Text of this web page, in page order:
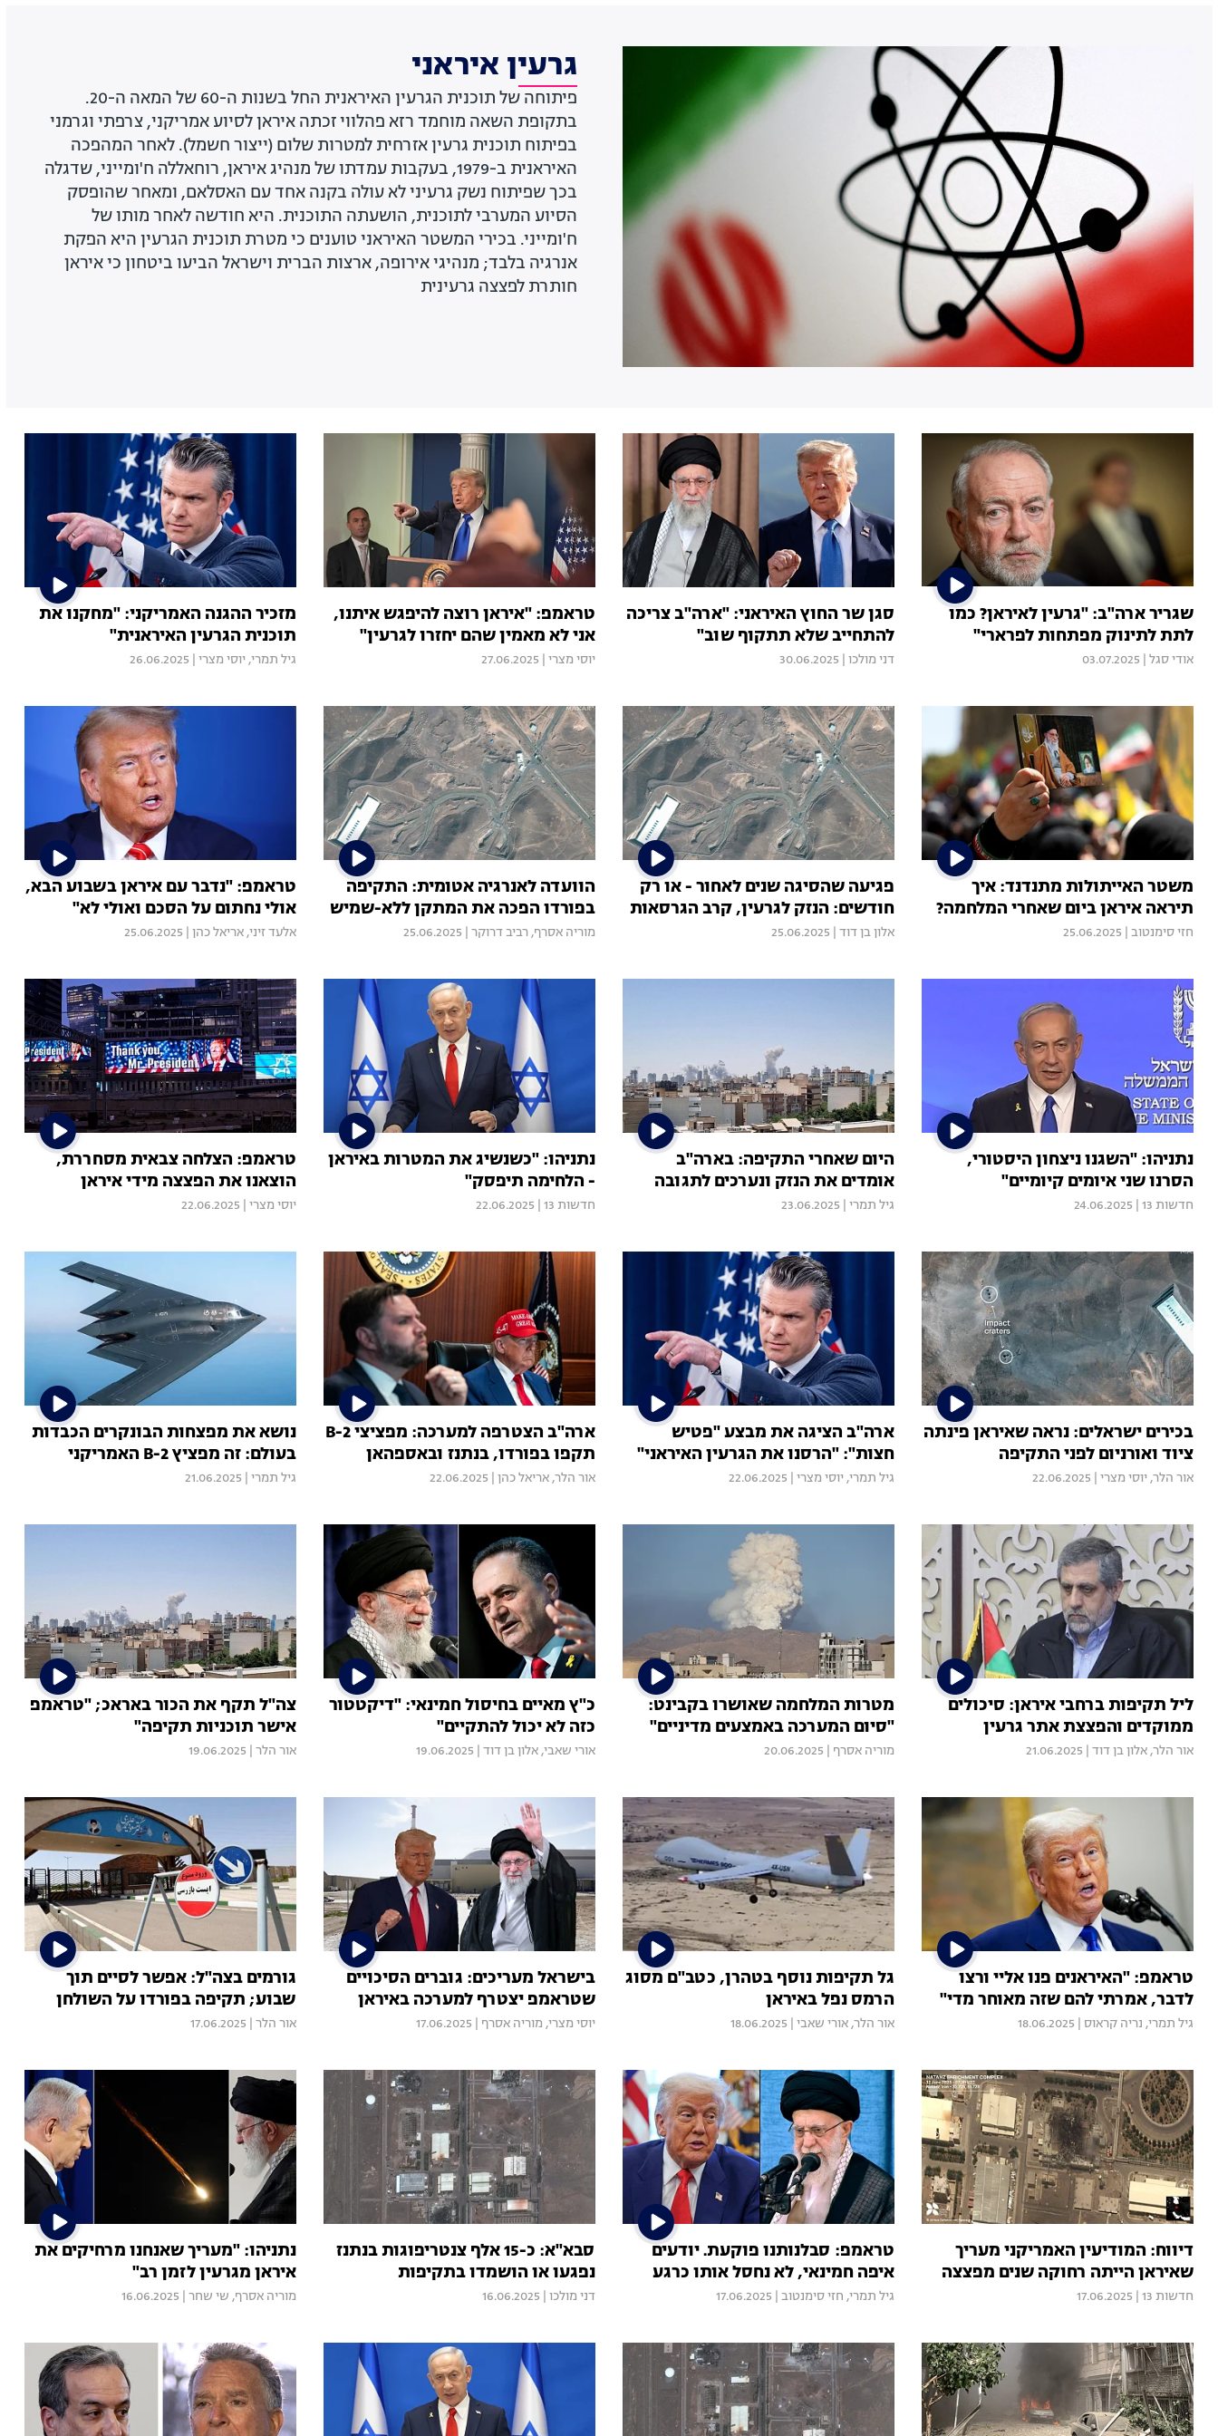
גרעין איראני
פיתוחה של תוכנית הגרעין האיראנית החל בשנות ה-60 של המאה ה-20.
בתקופת השאה מוחמד רזא פהלווי זכתה איראן לסיוע אמריקני, צרפתי וגרמני
בפיתוח תוכנית גרעין אזרחית למטרות שלום (ייצור חשמל). לאחר המהפכה
האיראנית ב-1979, בעקבות עמדתו של מנהיג איראן, רוחאללה ח'ומייני, שדגלה
בכך שפיתוח נשק גרעיני לא עולה בקנה אחד עם האסלאם, ומאחר שהופסק
הסיוע המערבי לתוכנית, הושעתה התוכנית. היא חודשה לאחר מותו של
ח'ומייני. בכירי המשטר האיראני טוענים כי מטרת תוכנית הגרעין היא הפקת
אנרגיה בלבד; מנהיגי אירופה, ארצות הברית וישראל הביעו ביטחון כי איראן
חותרת לפצצה גרעינית
שגריר ארה"ב: "גרעין לאיראן? כמו
לתת לתינוק מפתחות לפרארי"
אודי סגל 03.07.2025
סגן שר החוץ האיראני: "ארה"ב צריכה
להתחייב שלא תתקוף שוב"
דני מולכו 30.06.2025
טראמפ: "איראן רוצה להיפגש איתנו,
אני לא מאמין שהם יחזרו לגרעין"
יוסי מצרי 27.06.2025
מזכיר ההגנה האמריקני: "מחקנו את
תוכנית הגרעין האיראנית"
גיל תמרי, יוסי מצרי 26.06.2025
משטר האייתולות מתנדנד: איך
תיראה איראן ביום שאחרי המלחמה?
חזי סימנטוב 25.06.2025
פגיעה שהסיגה שנים לאחור - או רק
חודשים: הנזק לגרעין, קרב הגרסאות
אלון בן דוד 25.06.2025
הוועדה לאנרגיה אטומית: התקיפה
בפורדו הפכה את המתקן ללא-שמיש
מוריה אסרף, רביב דרוקר 25.06.2025
טראמפ: "נדבר עם איראן בשבוע הבא,
אולי נחתום על הסכם ואולי לא"
אלעד זיני, אריאל כהן 25.06.2025
נתניהו: "השגנו ניצחון היסטורי,
הסרנו שני איומים קיומיים"
חדשות 13 24.06.2025
היום שאחרי התקיפה: בארה"ב
אומדים את הנזק ונערכים לתגובה
גיל תמרי 23.06.2025
נתניהו: "כשנשיג את המטרות באיראן
- הלחימה תיפסק"
חדשות 13 22.06.2025
טראמפ: הצלחה צבאית מסחררת,
הוצאנו את הפצצה מידי איראן
יוסי מצרי 22.06.2025
בכירים ישראלים: נראה שאיראן פינתה
ציוד ואורניום לפני התקיפה
אור הלר, יוסי מצרי 22.06.2025
ארה"ב הציגה את מבצע "פטיש
חצות": "הרסנו את הגרעין האיראני"
גיל תמרי, יוסי מצרי 22.06.2025
ארה"ב הצטרפה למערכה: מפציצי B-2
תקפו בפורדו, בנתנז ובאספהאן
אור הלר, אריאל כהן 22.06.2025
נושא את מפצחות הבונקרים הכבדות
בעולם: זה מפציץ B-2 האמריקני
גיל תמרי 21.06.2025
ליל תקיפות ברחבי איראן: סיכולים
ממוקדים והפצצת אתר גרעין
אור הלר, אלון בן דוד 21.06.2025
מטרות המלחמה שאושרו בקבינט:
"סיום המערכה באמצעים מדיניים"
מוריה אסרף 20.06.2025
כ"ץ מאיים בחיסול חמינאי: "דיקטטור
כזה לא יכול להתקיים"
אורי שאבי, אלון בן דוד 19.06.2025
צה"ל תקף את הכור באראכ; "טראמפ
אישר תוכניות תקיפה"
אור הלר 19.06.2025
טראמפ: "האיראנים פנו אליי ורצו
לדבר, אמרתי להם שזה מאוחר מדי"
גיל תמרי, נריה קראוס 18.06.2025
גל תקיפות נוסף בטהרן, כטב"ם מסוג
הרמס נפל באיראן
אור הלר, אורי שאבי 18.06.2025
בישראל מעריכים: גוברים הסיכויים
שטראמפ יצטרף למערכה באיראן
יוסי מצרי, מוריה אסרף 17.06.2025
גורמים בצה"ל: אפשר לסיים תוך
שבוע; תקיפה בפורדו על השולחן
אור הלר 17.06.2025
דיווח: המודיעין האמריקני מעריך
שאיראן הייתה רחוקה שנים מפצצה
חדשות 13 17.06.2025
טראמפ: סבלנותנו פוקעת. יודעים
איפה חמינאי, לא נחסל אותו כרגע
גיל תמרי, חזי סימנטוב 17.06.2025
סבא"א: כ-15 אלף צנטריפוגות בנתנז
נפגעו או הושמדו בתקיפות
דני מולכו 16.06.2025
נתניהו: "מעריך שאנחנו מרחיקים את
איראן מגרעין לזמן רב"
מוריה אסרף, שי שחר 16.06.2025